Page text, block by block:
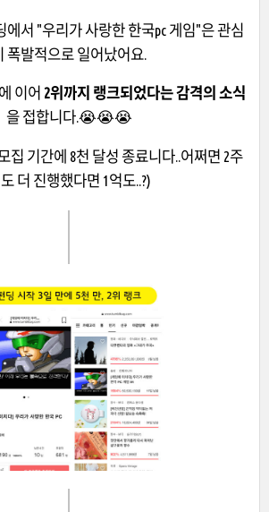
에서 "우리가 사랑한 한국pc 게임"은 관심
폭발적으로 일어났어요.
이어 2위까지 랭크되었다는 감격의 소식
을 접합니다.😭😭😭
집 기간에 8천 달성 종료니다..어쩌면 2주
더 진행했다면 1억도..?)